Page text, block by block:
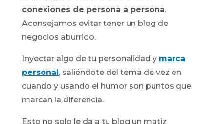
conexiones de persona a persona.
Aconsejamos evitar tener un blog de
negocios aburrido.
Inyectar algo de tu personalidad y marca
personal , saliéndote del tema de vez en
cuando y usando el humor son puntos que
marcan la diferencia.
Esto no solo le da a tu blog un matiz